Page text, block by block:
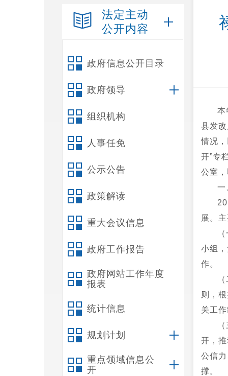
法定主动
公开内容
政府信息公开目录
政府领导
组织机构
人事任免
公示公告
政策解读
重大会议信息
政府工作报告
政府网站工作年度
报表
统计信息
规划计划
重点领域信息公
开
本
县发
情况
开”专
公室
一
展。
小组
作。
则，
关工
开，
公信
撑。